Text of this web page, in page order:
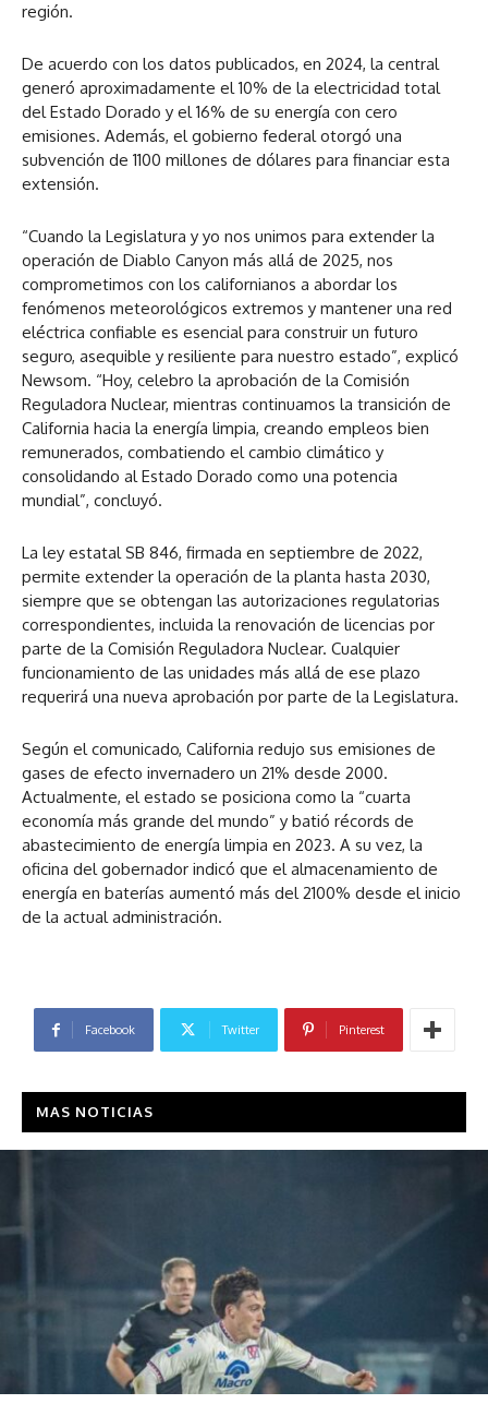
región.
De acuerdo con los datos publicados, en 2024, la central
generó aproximadamente el 10% de la electricidad total
del Estado Dorado y el 16% de su energía con cero
emisiones. Además, el gobierno federal otorgó una
subvención de 1100 millones de dólares para financiar esta
extensión.
“Cuando la Legislatura y yo nos unimos para extender la
operación de Diablo Canyon más allá de 2025, nos
comprometimos con los californianos a abordar los
fenómenos meteorológicos extremos y mantener una red
eléctrica confiable es esencial para construir un futuro
seguro, asequible y resiliente para nuestro estado”, explicó
Newsom. “Hoy, celebro la aprobación de la Comisión
Reguladora Nuclear, mientras continuamos la transición de
California hacia la energía limpia, creando empleos bien
remunerados, combatiendo el cambio climático y
consolidando al Estado Dorado como una potencia
mundial”, concluyó.
La ley estatal SB 846, firmada en septiembre de 2022,
permite extender la operación de la planta hasta 2030,
siempre que se obtengan las autorizaciones regulatorias
correspondientes, incluida la renovación de licencias por
parte de la Comisión Reguladora Nuclear. Cualquier
funcionamiento de las unidades más allá de ese plazo
requerirá una nueva aprobación por parte de la Legislatura.
Según el comunicado, California redujo sus emisiones de
gases de efecto invernadero un 21% desde 2000.
Actualmente, el estado se posiciona como la “cuarta
economía más grande del mundo” y batió récords de
abastecimiento de energía limpia en 2023. A su vez, la
oficina del gobernador indicó que el almacenamiento de
energía en baterías aumentó más del 2100% desde el inicio
de la actual administración.
Facebook Twitter Pinterest
MAS NOTICIAS